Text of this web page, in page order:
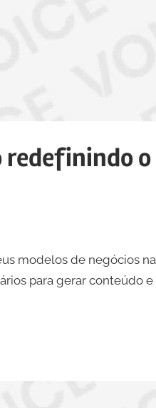
redefinindo o
modelos de negócios na
para gerar conteúdo e